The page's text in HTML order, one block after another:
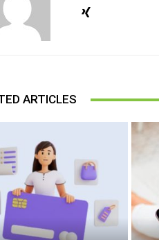
ARTICLES